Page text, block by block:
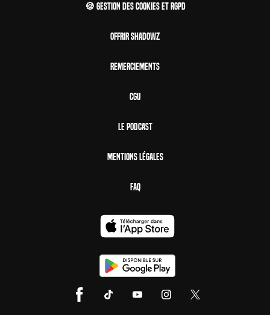
🍪 Gestion des cookies et RGPD
Offrir Shadowz
Remerciements
CGU
Le Podcast
Mentions Légales
FAQ